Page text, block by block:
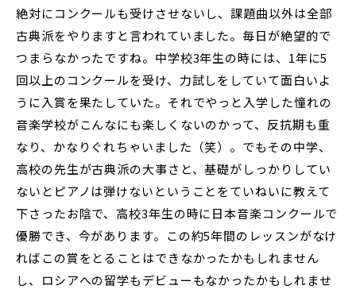
絶対にコンクールも受けさせないし、課題曲以外は全部
古典派をやりますと言われていました。毎日が絶望的で
つまらなかったですね。中学校3年生の時には、1年に5
回以上のコンクールを受け、力試しをしていて面白いよ
うに入賞を果たしていた。それでやっと入学した憧れの
音楽学校がこんなにも楽しくないのかって、反抗期も重
なり、かなりぐれちゃいました（笑）。でもその中学、
高校の先生が古典派の大事さと、基礎がしっかりしてい
ないとピアノは弾けないということをていねいに教えて
下さったお陰で、高校3年生の時に日本音楽コンクールで
優勝でき、今があります。この約5年間のレッスンがなけ
ればこの賞をとることはできなかったかもしれません
し、ロシアへの留学もデビューもなかったかもしれませ